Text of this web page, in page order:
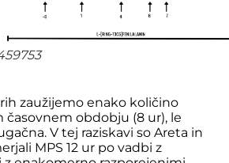
zaužijemo enako količino
časovnem obdobju (8 ur), le
V tej raziskavi so Areta in
MPS 12 ur po vadbi z